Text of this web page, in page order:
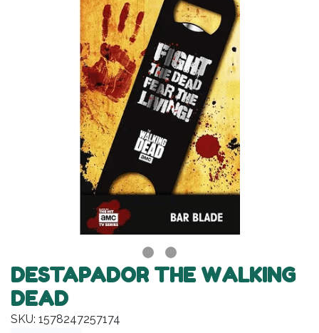
DESTAPADOR THE WALKING
DEAD
SKU: 1578247257174